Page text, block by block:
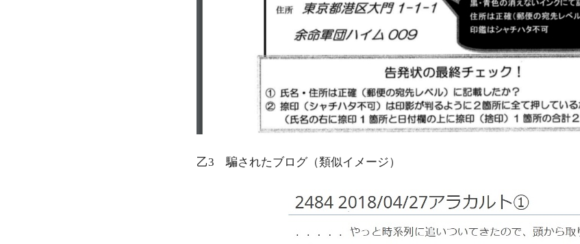
乙3 騙されたブログ（類似イメージ）